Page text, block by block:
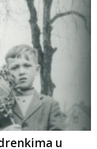
drenkima u